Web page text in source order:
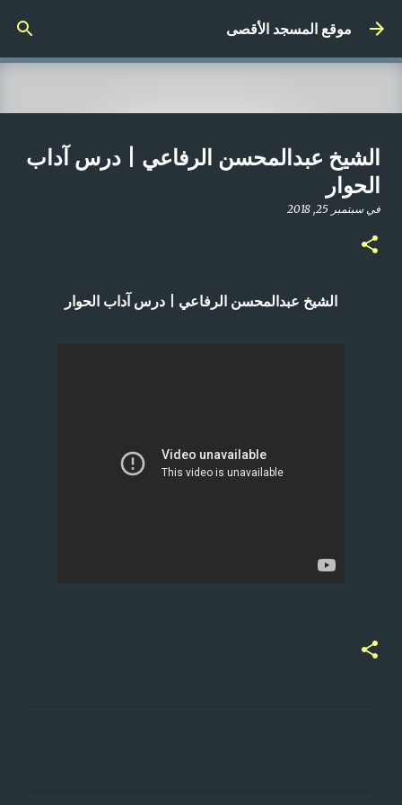
التخطي إلى المحتوى الرئيسيموقع المسجد الأقصى
صلاة المغرب مباشر من المسجد
الأقصى المبارك | الاثنين 21-4-2025م
في أبريل 21, 2025
الشيخ عبدالمحسن الرفاعي | درس آداب
الحوار
في سبتمبر 25, 2018
الشيخ عبدالمحسن الرفاعي | درس آداب الحوار